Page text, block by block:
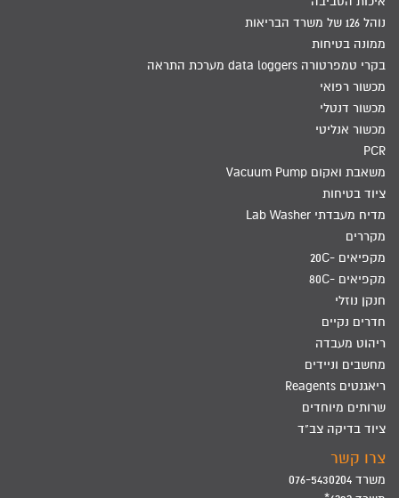
נוהל 126 של משרד הבריאות
ממונה בטיחות
בקרי טמפרטורה data loggers מערכת התראה
מכשור רפואי
מכשור דנטלי
מכשור אנליטי
PCR
משאבת ואקום Vacuum Pump
ציוד בטיחות
מדיח מעבדתי Lab Washer
מקררים
מקפיאים -20C
מקפיאים -80C
חנקן נוזלי
חדרים נקיים
ריהוט מעבדה
מחשבים וניידים
ריאגנטים Reagents
שרותים מיוחדים
ציוד בדיקה צב"ד
צרו קשר
משרד 076-5430204